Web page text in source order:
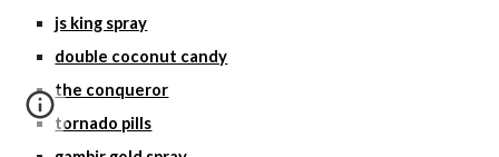
js king spray
double coconut candy
the conqueror
tornado pills